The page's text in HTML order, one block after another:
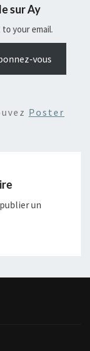
sur Ay
your email.
vous
Poster
un